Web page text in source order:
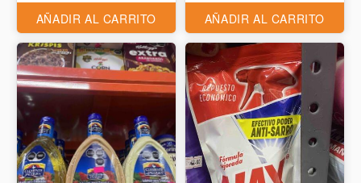
AÑADIR AL CARRITO AÑADIR AL CARRITO